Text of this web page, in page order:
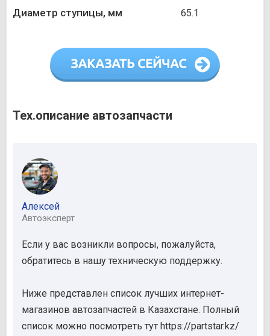
Диаметр ступицы, мм 65.1
Тех.описание автозапчасти
Алексей
Автоэксперт
Если у вас возникли вопросы, пожалуйста,
обратитесь в нашу техническую поддержку.
Ниже представлен список лучших интернет-
магазинов автозапчастей в Казахстане. Полный
список можно посмотреть тут https://partstar.kz/